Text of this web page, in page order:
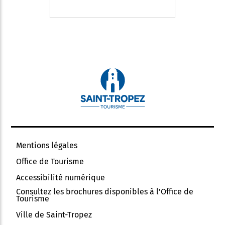
Mentions légales
Office de Tourisme
Accessibilité numérique
Consultez les brochures disponibles à l’Office de
Tourisme
Ville de Saint-Tropez